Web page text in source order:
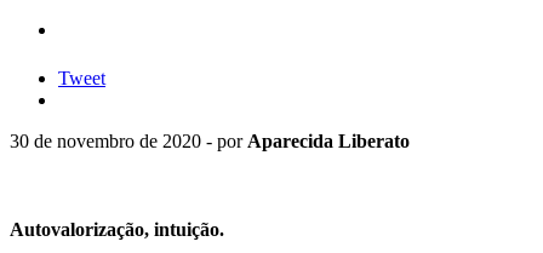
Tweet
30 de novembro de 2020 - por Aparecida Liberato
Autovalorização, intuição.